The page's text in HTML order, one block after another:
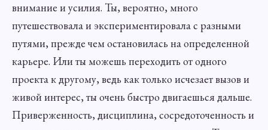
внимание и усилия. Ты, вероятно, много
путешествовала и экспериментировала с разными
путями, прежде чем остановилась на определенной
карьере. Или ты можешь переходить от одного
проекта к другому, ведь как только исчезает вызов и
живой интерес, ты очень быстро двигаешься дальше.
Приверженность, дисциплина, сосредоточенность и